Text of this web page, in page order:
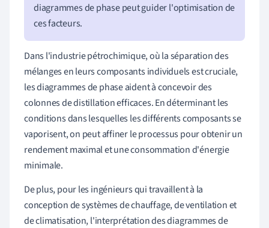
diagrammes de phase peut guider l'optimisation de
ces facteurs.
Dans l'industrie pétrochimique, où la séparation des
mélanges en leurs composants individuels est cruciale,
les diagrammes de phase aident à concevoir des
colonnes de distillation efficaces. En déterminant les
conditions dans lesquelles les différents composants se
vaporisent, on peut affiner le processus pour obtenir un
rendement maximal et une consommation d'énergie
minimale.
De plus, pour les ingénieurs qui travaillent à la
conception de systèmes de chauffage, de ventilation et
de climatisation, l'interprétation des diagrammes de